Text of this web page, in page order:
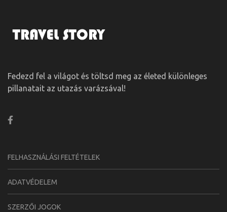
Fedezd fel a világot és töltsd meg az életed különleges
pillanatait az utazás varázsával!
FELHASZNÁLÁSI FELTÉTELEK
ADATVÉDELEM
SZERZŐI JOGOK